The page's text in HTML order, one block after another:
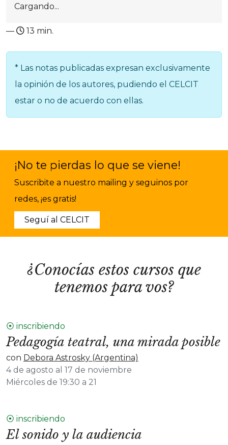
Cargando...
— 13 min.
* Las notas publicadas expresan exclusivamente
la opinión de los autores, pudiendo el CELCIT
estar o no de acuerdo con ellas.
¡No te pierdas lo que se viene!
Suscribite a nuestro mailing y seguinos por
redes, ¡es gratis!
Seguí al CELCIT
¿Conocías estos cursos que
tenemos para vos?
⦿ inscribiendo
Pedagogía teatral, una mirada posible
con Debora Astrosky (Argentina)
4 de agosto al 17 de noviembre
Miércoles de 19:30 a 21
⦿ inscribiendo
El sonido y la audiencia